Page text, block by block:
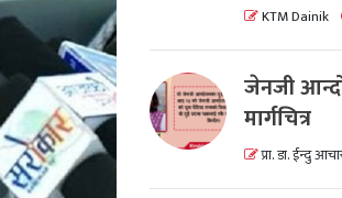
KTM Dainik
जेनजी
मार्गचित्र
प्रा. डा. ईन्दु